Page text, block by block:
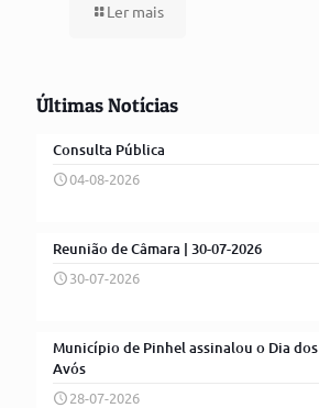
Ler mais
Últimas Notícias
Consulta Pública
04-08-2026
Reunião de Câmara | 30-07-2026
30-07-2026
Município de Pinhel assinalou o Dia dos
Avós
28-07-2026